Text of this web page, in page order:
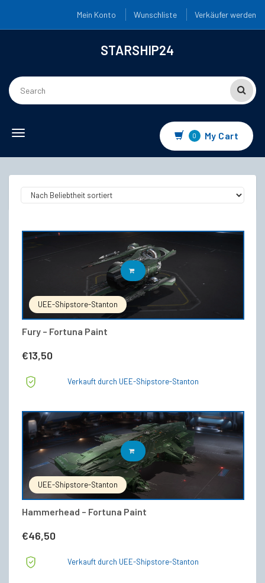
Mein Konto Wunschliste Verkäufer werden
STARSHIP24
Toggle navigation 0 My Cart
UEE-Shipstore-Stanton
Fury – Fortuna Paint
€13,50
IN DEN WARENKORB
Verkauft durch UEE-Shipstore-Stanton
UEE-Shipstore-Stanton
Hammerhead – Fortuna Paint
€46,50
IN DEN WARENKORB
Verkauft durch UEE-Shipstore-Stanton